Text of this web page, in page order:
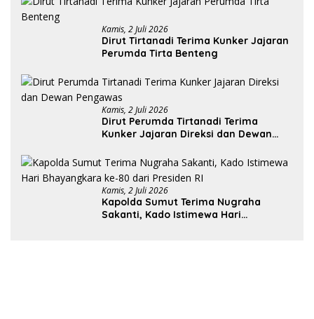
Kamis, 2 Juli 2026
Dirut Tirtanadi Terima Kunker Jajaran
Perumda Tirta Benteng
Kamis, 2 Juli 2026
Dirut Perumda Tirtanadi Terima
Kunker Jajaran Direksi dan Dewan
Kamis, 2 Juli 2026
Kapolda Sumut Terima Nugraha
Sakanti, Kado Istimewa Hari